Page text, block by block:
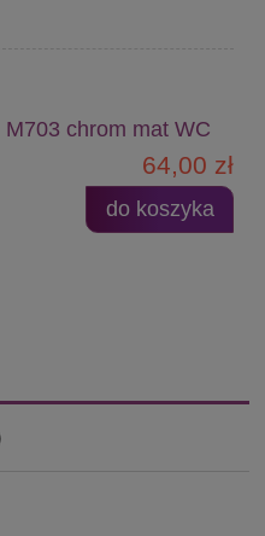
chrom mat WC
64,00 zł
do koszyka